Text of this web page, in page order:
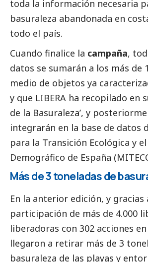
toda la información necesaria
basuraleza abandonada en
todo el país.
Cuando finalice la campaña,
datos se sumarán a los más de
medio de objetos ya
y que LIBERA ha recopilado en
de la Basuraleza’, y
integrarán en la base de datos
para la Transición Ecológica y
Demográfico de España
Más de 3 toneladas de
En la anterior edición, y gracias
participación de más de 4.000
liberadoras con 302 acciones
llegaron a retirar más de 3
basuraleza de las playas y